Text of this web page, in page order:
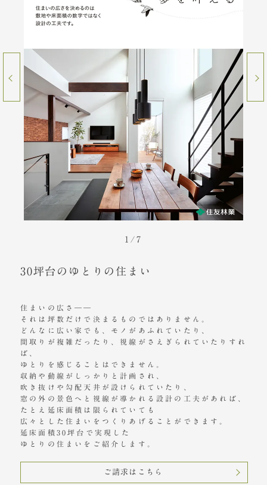
1 /7
30坪台のゆとりの住まい
住まいの広さ――
それは坪数だけで決まるものではありません。
どんなに広い家でも、モノがあふれていたり、
間取りが複雑だったり、視線がさえぎられていたりすれ
ば、
ゆとりを感じることはできません。
収納や動線がしっかりと計画され、
吹き抜けや勾配天井が設けられていたり、
窓の外の景色へと視線が導かれる設計の工夫があれば、
たとえ延床面積は限られていても
広々とした住まいをつくりあげることができます。
延床面積30坪台で実現した
ゆとりの住まいをご紹介します。
ご請求はこちら